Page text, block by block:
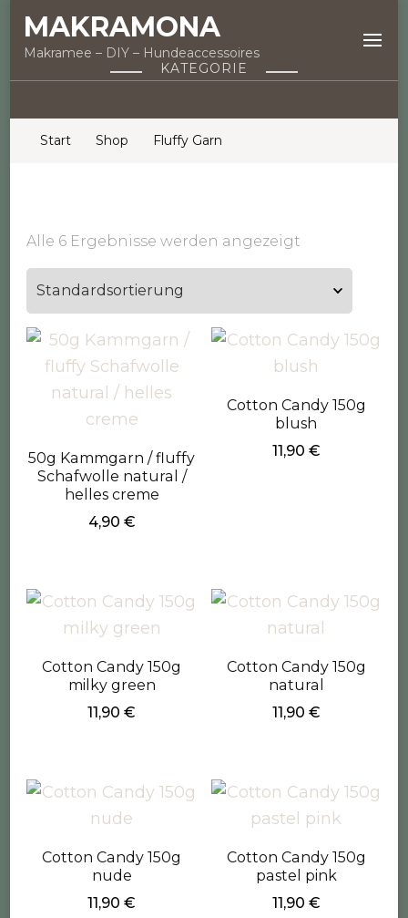
MAKRAMONA
Makramee – DIY – Hundeaccessoires
KATEGORIE
Start Shop Fluffy Garn
Alle 6 Ergebnisse werden angezeigt
50g Kammgarn / fluffy
Schafwolle natural /
helles creme
4,90 €
Cotton Candy 150g
blush
11,90 €
Cotton Candy 150g
milky green
11,90€
Cotton Candy 150g
natural
11,90 €
Cotton Candy 150g
nude
11,90€
Cotton Candy 150g
pastel pink
11,90 €